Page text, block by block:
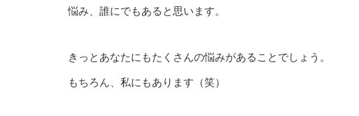
悩み、誰にでもあると思います。
きっとあなたにもたくさんの悩みがあることでしょう。
もちろん、私にもあります（笑）